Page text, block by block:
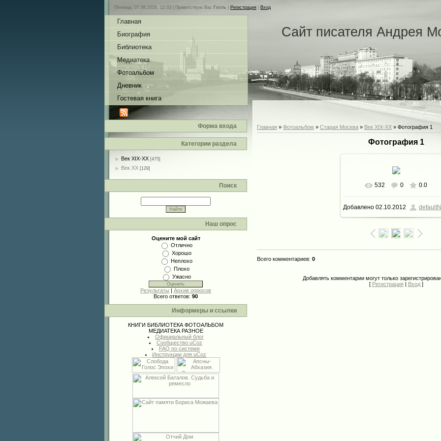
Пятница, 07.08.2026, 12:33 | Приветствую Вас Гость Регистрация Вход
Главная
Биография
Библиотека
Медиатека
Фотоальбом
Дневник
Гостевая книга
Форма входа
Категории раздела
Век XIX-ХХ [475]
Век ХХ [129]
Поиск
Наш опрос
Оцените мой сайт
Отлично
Хорошо
Неплохо
Плохо
Ужасно
Результаты | Архив опросов
Всего ответов: 90
Информеры и ссылки
КНИГИ БИБЛИОТЕКА ФОТОАЛЬБОМ
МЕДИАТЕКА РАЗНОЕ
Официальный блог
Сообщество uCoz
FAQ по системе
Инструкции для uCoz
Сайт писателя Андрея
Главная » Фотоальбом » Старая Москва » Век XIX-ХХ » Фотография 1
Фотография 1
В реальном размере
1522x1200/ 279.9Kb
532 0 0.0
Добавлено 02.10.2012
Всего комментариев: 0
Добавлять комментарии могут только
[ Регистрация | Вход]